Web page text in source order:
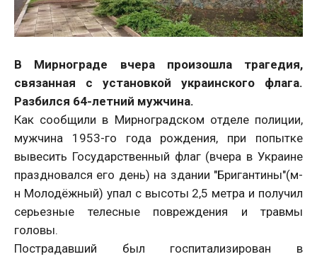
В Мирнограде вчера произошла трагедия,
связанная с установкой украинского флага.
Разбился 64-летний мужчина.
Как сообщили в Мирноградском отделе полиции,
мужчина 1953-го года рождения, при попытке
вывесить Государственный флаг (вчера в Украине
праздновался его день) на здании "Бригантины"(м-
н Молодёжный) упал с высоты 2,5 метра и получил
серьезные телесные повреждения и травмы
головы.
Пострадавший был госпитализирован в